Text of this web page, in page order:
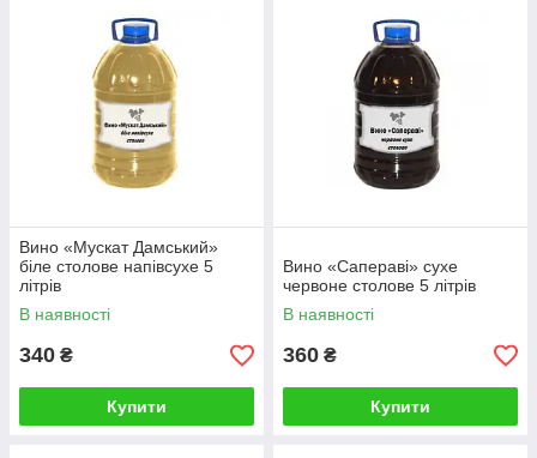
Вино «Мускат Дамський»
біле столове напівсухе 5
літрів
В наявності
340 ₴
Купити
Вино «Сапераві» сухе
червоне столове 5 літрів
В наявності
360 ₴
Купити